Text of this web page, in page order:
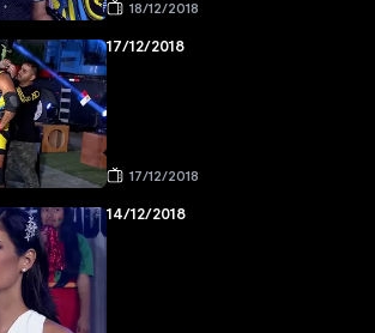
18/12/2018
17/12/2018
17/12/2018
14/12/2018